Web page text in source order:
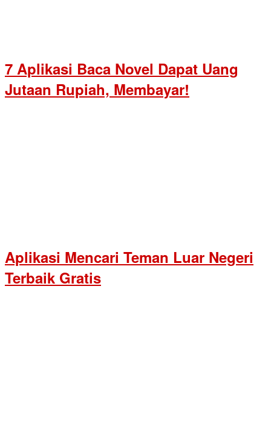
7 Aplikasi Baca Novel Dapat Uang
Jutaan Rupiah, Membayar!
Aplikasi Mencari Teman Luar Negeri
Terbaik Gratis